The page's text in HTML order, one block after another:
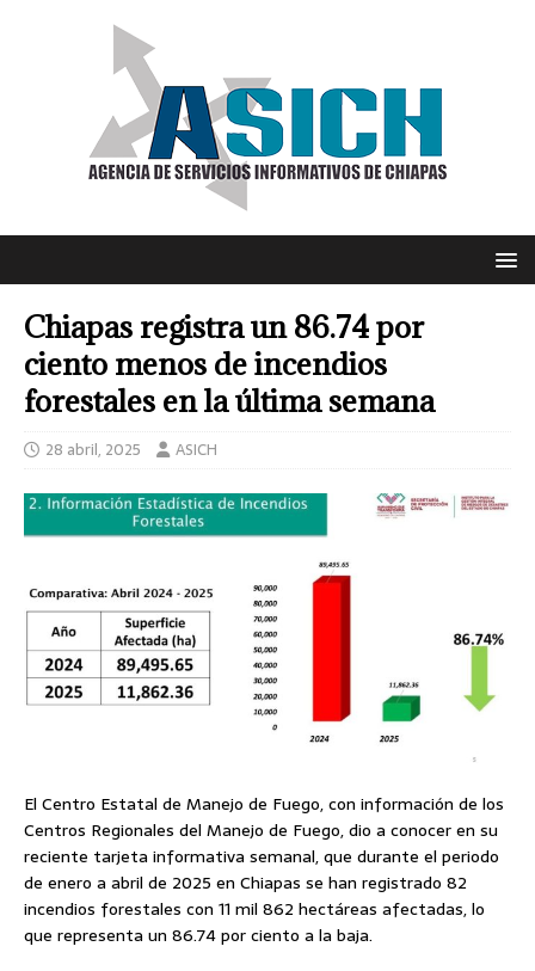
Chiapas registra un 86.74 por
ciento menos de incendios
forestales en la última semana
28 abril, 2025 ASICH
El Centro Estatal de Manejo de Fuego, con información de los
Centros Regionales del Manejo de Fuego, dio a conocer en su
reciente tarjeta informativa semanal, que durante el periodo
de enero a abril de 2025 en Chiapas se han registrado 82
incendios forestales con 11 mil 862 hectáreas afectadas, lo
que representa un 86.74 por ciento a la baja.